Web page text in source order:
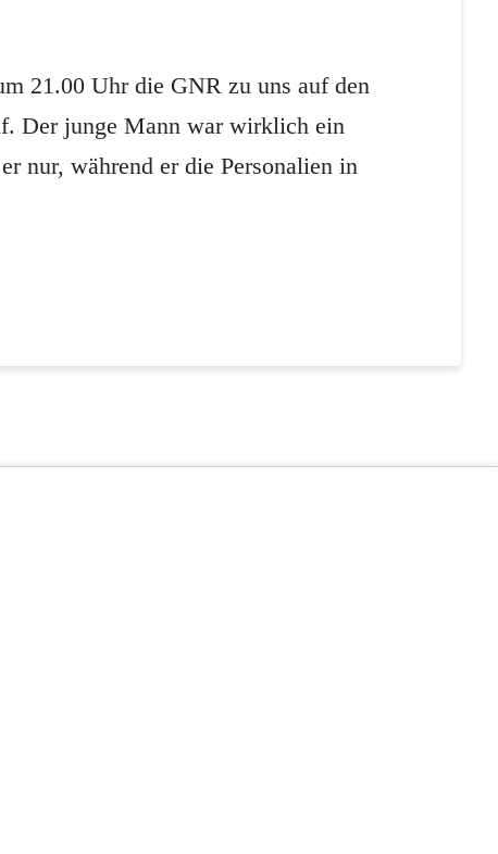
21.00 Uhr die GNR zu uns auf den
Der junge Mann war wirklich ein
nur, während er die Personalien in